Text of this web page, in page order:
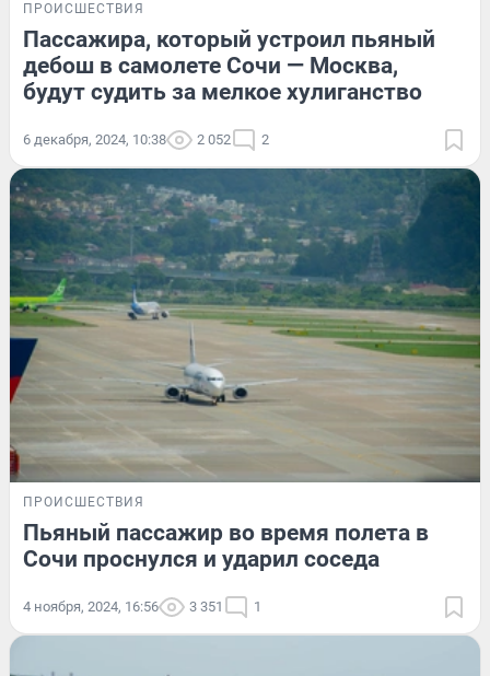
ПРОИСШЕСТВИЯ
Пассажира, который устроил пьяный
дебош в самолете Сочи — Москва,
будут судить за мелкое хулиганство
6 декабря, 2024, 10:38 2 052 2
ПРОИСШЕСТВИЯ
Пьяный пассажир во время полета в
Сочи проснулся и ударил соседа
4 ноября, 2024, 16:56 3 351 1